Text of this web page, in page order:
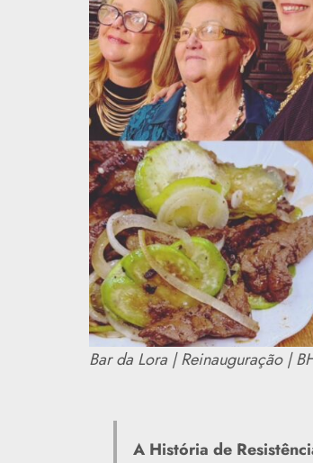
Bar da Lora | Reinauguração |
A História de